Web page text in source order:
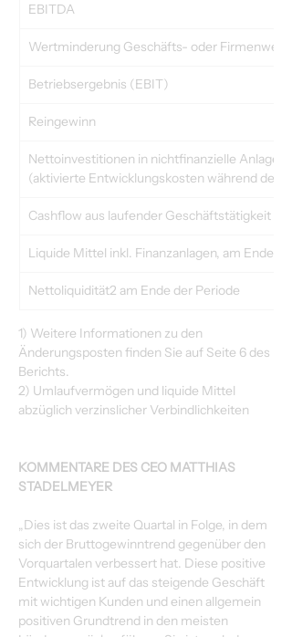
EBITDA
Wertminderung Geschäfts- oder Firmenwert
Betriebsergebnis (EBIT)
Reingewinn
Nettoinvestitionen in nichtfinanzielle
(aktivierte Entwicklungskosten während der
Cashflow aus laufender Geschäftstätigkeit
Liquide Mittel inkl. Finanzanlagen, am Ende
Nettoliquidität2 am Ende der Periode
1) Weitere Informationen zu den
Änderungsposten finden Sie auf Seite 6 des
Berichts.
2) Umlaufvermögen und liquide Mittel
abzüglich verzinslicher Verbindlichkeiten
KOMMENTARE DES CEO MATTHIAS
STADELMEYER
„Dies ist das zweite Quartal in Folge, in dem
sich der Bruttogewinntrend gegenüber den
Vorquartalen verbessert hat. Diese positive
Entwicklung ist auf das steigende Geschäft
mit wichtigen Kunden und einen allgemein
positiven Grundtrend in den meisten